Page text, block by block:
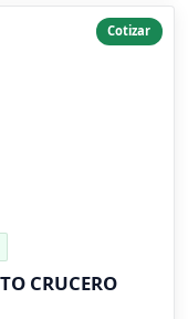
Cotizar
CRUCERO